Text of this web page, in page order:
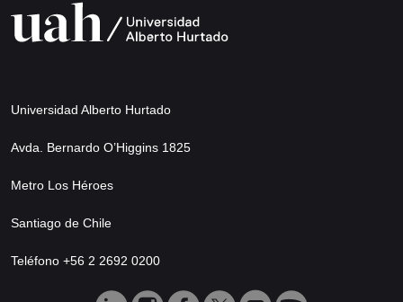
Universidad Alberto Hurtado
Avda. Bernardo O’Higgins 1825
Metro Los Héroes
Santiago de Chile
Teléfono +56 2 2692 0200